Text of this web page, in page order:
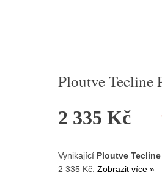
Ploutve Tecline
2 335 Kč
Vynikající Ploutve
2 335 Kč.Zobrazit více »